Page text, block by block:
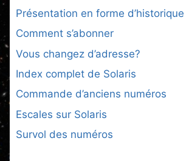
Présentation en forme d’historique
Comment s’abonner
Vous changez d’adresse?
Index complet de Solaris
Commande d’anciens numéros
Escales sur Solaris
Survol des numéros